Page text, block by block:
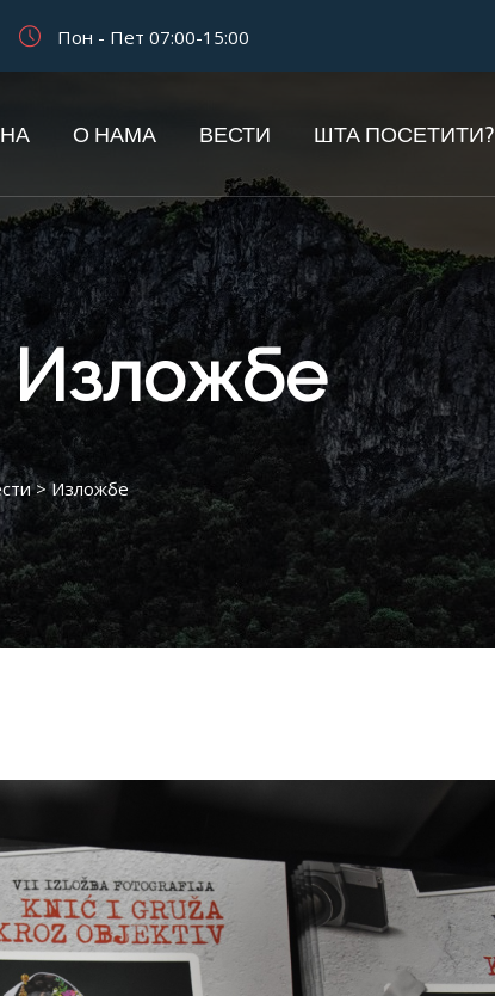
Пон - Пет 07:00-15:00
О НАМА ВЕСТИ ШТА ПОСЕТИТИ?
Изложбе
>Изложбе